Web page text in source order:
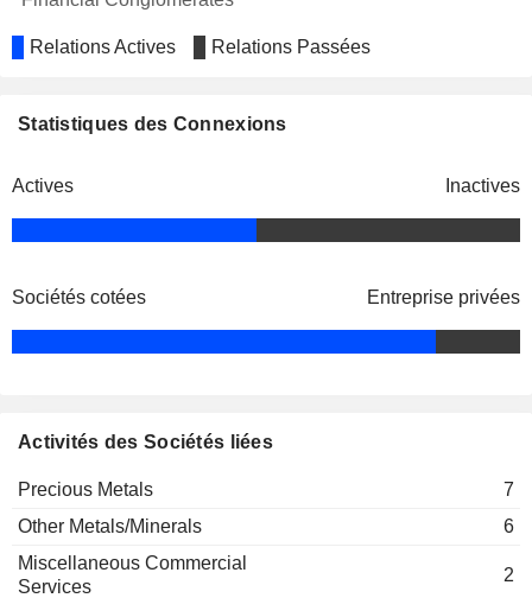
Relations Actives Relations Passées
Statistiques des Connexions
Actives Inactives
Sociétés cotées Entreprise privées
Activités des Sociétés liées
Precious Metals
7
Other Metals/Minerals
6
Miscellaneous Commercial
Services
2